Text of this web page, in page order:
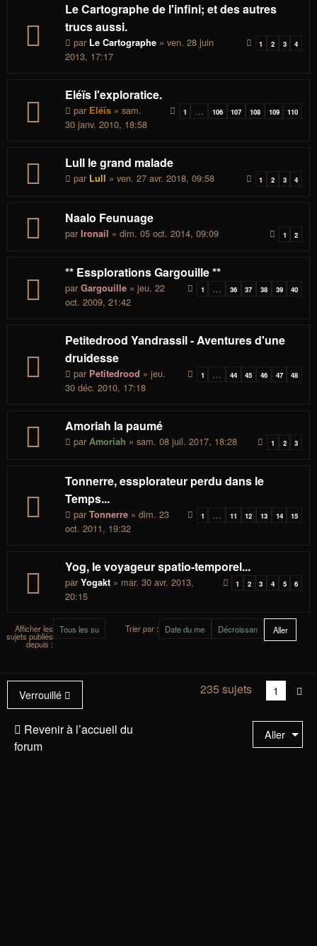
Le Cartographe de l'infini; et des autres
trucs aussi.
1 2 3 4
par Le Cartographe » ven. 28 juin
2013, 17:17
Eléïs l'exploratice.
1 … 106 107 108 109 110
par Eléïs » sam.
30 janv. 2010, 18:58
Lull le grand malade
1 2 3 4
par Lull » ven. 27 avr. 2018, 09:58
Naalo Feunuage
1 2
par Ironail » dim. 05 oct. 2014, 09:09
** Essplorations Gargouille **
1 … 36 37 38 39 40
par Gargouille » jeu. 22
oct. 2009, 21:42
Petitedrood Yandrassil - Aventures d'une
druidesse
1 … 44 45 46 47 48
par Petitedrood » jeu.
30 déc. 2010, 17:18
Amoriah la paumé
1 2 3
par Amoriah » sam. 08 juil. 2017, 18:28
Tonnerre, essplorateur perdu dans le
Temps...
1 … 11 12 13 14 15
par Tonnerre » dim. 23
oct. 2011, 19:32
Yog, le voyageur spatio-temporel...
1 2 3 4 5 6
par Yogakt » mar. 30 avr. 2013,
20:15
Afficher les
sujets publiés
depuis :
Trier par :
Verrouillé 235 sujets
Vous
à
la
1
Revenir à l’accueil du
forum
Aller